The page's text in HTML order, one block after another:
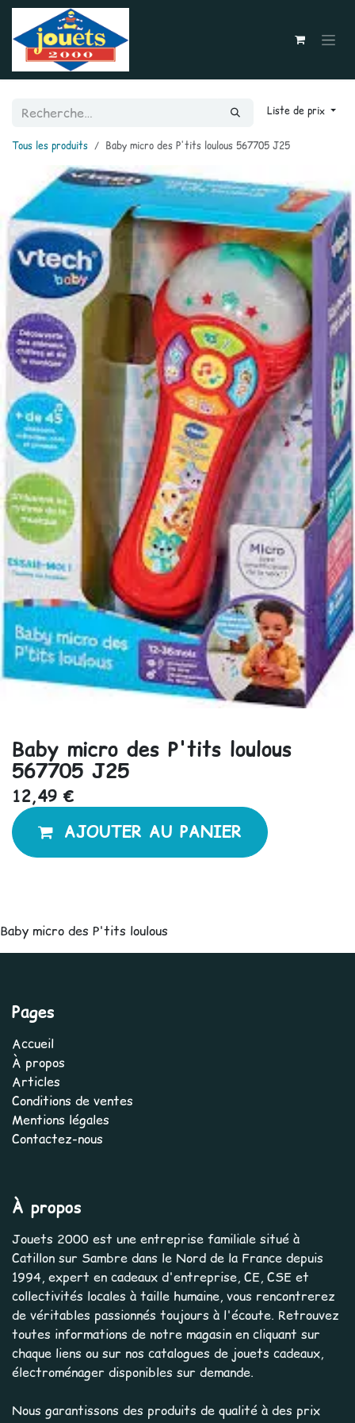
Se rendre au contenu
Liste de prix
Tous les produits Baby micro des P'tits loulous 567705 J25
Baby micro des P'tits loulous
567705 J25
12,49 €
AJOUTER AU PANIER
Baby micro des P'tits loulous
Pages
Accueil
À propos
Articles
Conditions de ventes
Mentions légales
Contactez-nous
À propos
Jouets 2000 est une entreprise familiale situé à
Catillon sur Sambre dans le Nord de la France depuis
1994, expert en cadeaux d'entreprise, CE, CSE et
collectivités locales à taille humaine, vous rencontrerez
de véritables passionnés toujours à l'écoute. Retrouvez
toutes informations de notre magasin en cliquant sur
chaque liens ou sur nos catalogues de jouets cadeaux,
électroménager disponibles sur demande.
Nous garantissons des produits de qualité à des prix